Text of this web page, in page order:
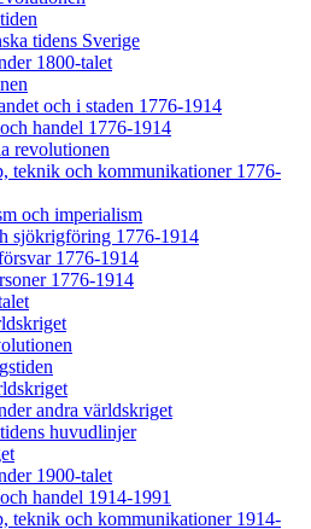
tidens Sverige
1800-talet
och i staden 1776-1914
handel 1776-1914
revolutionen
teknik och kommunikationer 1776-
och imperialism
sjökrigföring 1776-1914
1776-1914
1776-1914
andra världskriget
huvudlinjer
1900-talet
handel 1914-1991
teknik och kommunikationer 1914-